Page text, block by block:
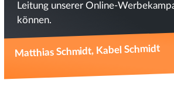
Leitung unserer Online-
können.
Matthias Schmidt, Kabel Schmidt